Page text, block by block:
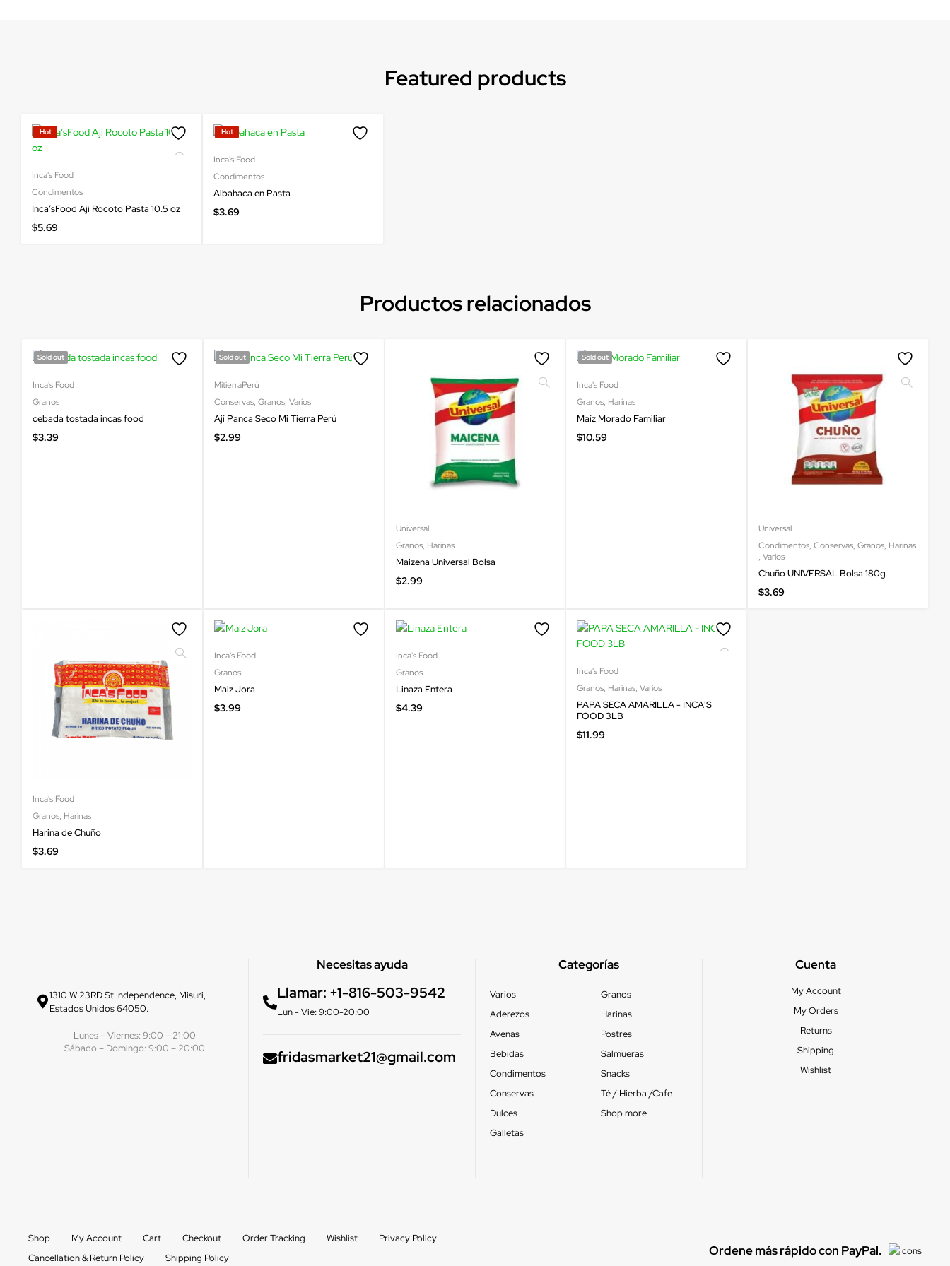
Featured products
Hot
Inca's Food
Condimentos
Inca’sFood Aji Rocoto Pasta 10.5 oz
$5.69
Hot
Inca's Food
Condimentos
Albahaca en Pasta
$3.69
Productos relacionados
Sold out
Inca's Food
Granos
cebada tostada incas food
$3.39
Sold out
MitierraPerú
Conservas, Granos, Varios
Ají Panca Seco Mi Tierra Perú
$2.99
Universal
Granos, Harinas
Maizena Universal Bolsa
$2.99
Sold out
Inca's Food
Granos, Harinas
Maíz Morado Familiar
$10.59
Universal
Condimentos,Conservas,Granos, Harinas
,Varios
Chuño UNIVERSAL Bolsa 180g
$3.69
Inca's Food
Granos, Harinas
Harina de Chuño
$3.69
Inca's Food
Granos
Maiz Jora
$3.99
Inca's Food
Granos
Linaza Entera
$4.39
Inca's Food
Granos, Harinas,Varios
PAPA SECA AMARILLA - INCA'S
FOOD 3LB
$11.99
1310 W 23RD St Independence, Misuri,
Estados Unidos 64050.
Lunes – Viernes: 9:00 – 21:00
Sábado – Domingo: 9:00 – 20:00
Necesitas ayuda
Llamar: +1-816-503-9542
Lun - Vie: 9:00-20:00
fridasmarket21@gmail.com
Categorías
Varios
Aderezos
Avenas
Bebidas
Condimentos
Conservas
Dulces
Galletas
Granos
Harinas
Postres
Salmueras
Snacks
Té / Hierba /Cafe
Shop more
Cuenta
My Account
My Orders
Returns
Shipping
Wishlist
Shop My Account Cart Checkout Order Tracking Wishlist
Privacy Policy
Cancellation & Return Policy
Shipping Policy Ordene más rápido con PayPal.